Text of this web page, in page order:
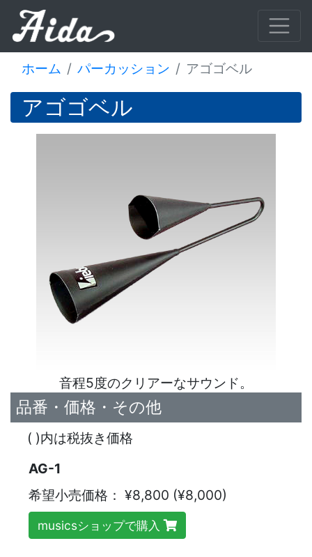
ホーム パーカッション アゴゴベル
アゴゴベル
音程5度のクリアーなサウンド。
品番・価格・その他
( )内は税抜き価格
AG-1
希望小売価格： ¥8,800 (¥8,000)
musicsショップで購入